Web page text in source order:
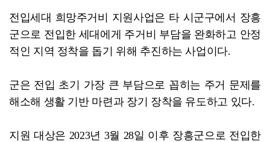
전입세대 희망주거비 지원사업은 타 시군구에서 장흥
군으로 전입한 세대에게 주거비 부담을 완화하고 안정
적인 지역 정착을 돕기 위해 추진하는 사업이다.
군은 전입 초기 가장 큰 부담으로 꼽히는 주거 문제를
해소해 생활 기반 마련과 장기 장착을 유도하고 있다.
지원 대상은 2023년 3월 28일 이후 장흥군으로 전입한